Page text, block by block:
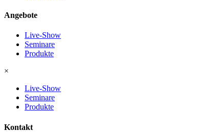
Angebote
Live-Show
Seminare
Produkte
×
Live-Show
Seminare
Produkte
Kontakt